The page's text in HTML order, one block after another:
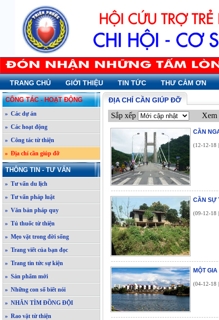
TRANG CHỦ GIỚI THIỆU TIN TỨC THƯ CẢM ƠN
CÔNG TÁC - HOẠT ĐỘNG
» Các dự án
» Các hoạt động
» Công tác từ thiện
» Địa chỉ cần giúp đỡ
THÔNG TIN - TƯ VẤN
» Tư vấn du lịch
» Tư vấn pháp luật
» Văn bản pháp quy
» Tủ thuốc từ thiện
» Mẹo vặt trong đời sống
» Trang viết của bạn đọc
» Trang tin tức sự kiện
» Sản phẩm mới
» Những con số biết nói
» NHẮN TÌM ĐỒNG ĐỘI
» Rao vặt từ thiện
ĐỊA CHỈ CẦN GIÚP ĐỠ
Sắp xếp Xem
CẦN
(12-12-18
CẦN SỰ
(09-12-18
MỘT
(04-12-18